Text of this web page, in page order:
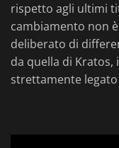
rispetto agli ultimi
cambiamento non
deliberato di
da quella di Kratos,
strettamente